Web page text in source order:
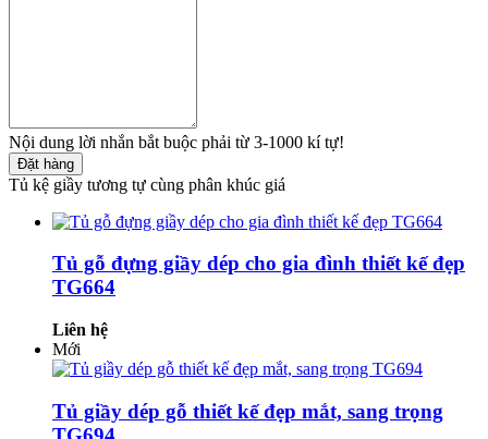
Nội dung lời nhắn bắt buộc phải từ 3-1000 kí tự!
Đặt hàng
Tủ kệ giầy tương tự cùng phân khúc giá
Tủ gỗ đựng giầy dép cho gia đình thiết kế đẹp
TG664
Liên hệ
Mới
Tủ giầy dép gỗ thiết kế đẹp mắt, sang trọng